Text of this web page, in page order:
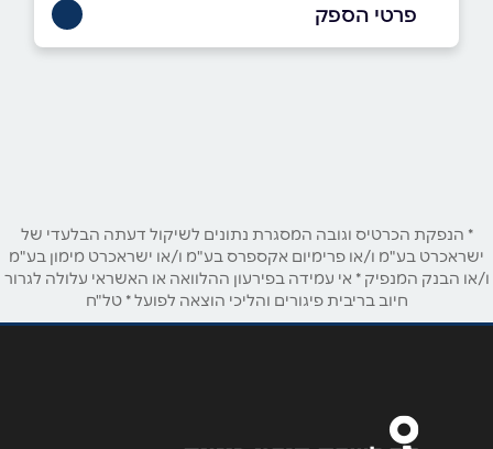
פרטי הספק
שם מלא*
טלפון*
נושא
* הנפקת הכרטיס וגובה המסגרת נתונים לשיקול דעתה הבלעדי של
ישראכרט בע"מ ו/או פרימיום אקספרס בע"מ ו/או ישראכרט מימון בע"מ
ו/או הבנק המנפיק * אי עמידה בפירעון ההלוואה או האשראי עלולה לגרור
חיוב בריבית פיגורים והליכי הוצאה לפועל * טל"ח